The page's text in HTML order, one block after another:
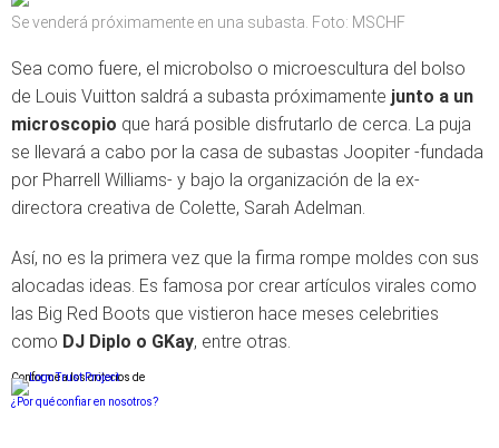
Se venderá próximamente en una subasta. Foto: MSCHF
Sea como fuere, el microbolso o microescultura del bolso
de Louis Vuitton saldrá a subasta próximamente junto a un
microscopio que hará posible disfrutarlo de cerca. La puja
se llevará a cabo por la casa de subastas Joopiter -fundada
por Pharrell Williams- y bajo la organización de la ex-
directora creativa de Colette, Sarah Adelman.
Así, no es la primera vez que la firma rompe moldes con sus
alocadas ideas. Es famosa por crear artículos virales como
las Big Red Boots que vistieron hace meses celebrities
como DJ Diplo o GKay, entre otras.
Conforme a los criterios de
¿Por qué confiar en nosotros?